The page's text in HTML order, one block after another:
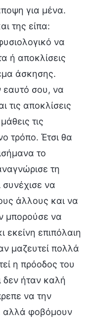
για μένα.
της είπα:
να
ή αποκλίσεις
άσκησης.
εαυτό σου, να
τις αποκλίσεις
τις
τρόπο. Έτσι θα
το
τη
συνέχισε να
άλλους και να
μπορούσε να
εκείνη επιπόλαιη
μαζευτεί πολλά
η πρόοδος του
δεν ήταν καλή
να την
αλλά φοβόμουν